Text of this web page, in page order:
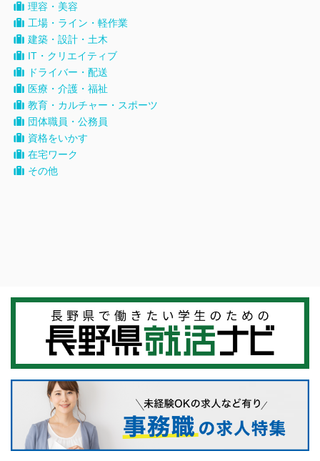
理容・美容
工場・ライン・軽作業
建築・設計・土木
IT・クリエイティブ
ドライバー・配送
医療・介護・福祉
教育・カルチャー・スポーツ
団体職員・公務員
資格をいかす
在宅ワーク
その他